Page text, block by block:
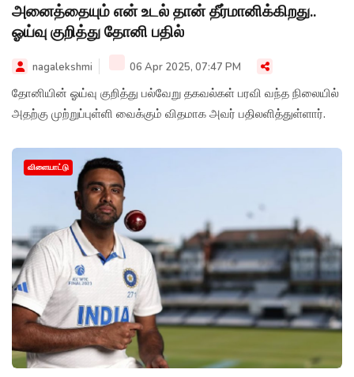
அனைத்தையும் என் உடல் தான் தீர்மானிக்கிறது..
ஓய்வு குறித்து தோனி பதில்
nagalekshmi 06 Apr 2025, 07:47 PM
தோனியின் ஓய்வு குறித்து பல்வேறு தகவல்கள் பரவி வந்த நிலையில்
அதற்கு முற்றுப்புள்ளி வைக்கும் விதமாக அவர் பதிலளித்துள்ளார்.
விளையாட்டு